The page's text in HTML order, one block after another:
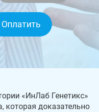
Оплатить
«ИнЛаб Генетикс»
которая доказательно